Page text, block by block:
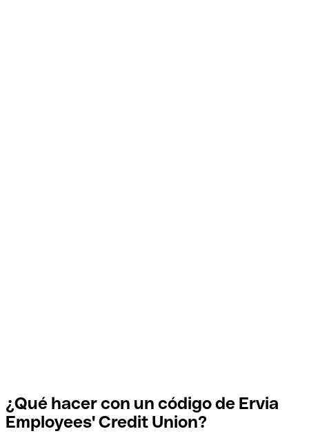
¿Qué hacer con un código de Ervia
Employees' Credit Union?